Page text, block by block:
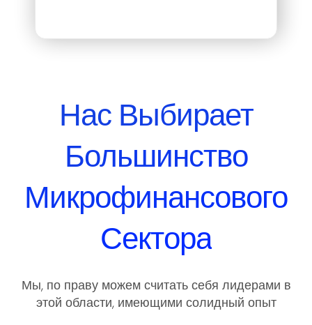
Нас Выбирает
Большинство
Микрофинансового
Сектора
Мы, по праву можем считать себя лидерами в
этой области, имеющими солидный опыт